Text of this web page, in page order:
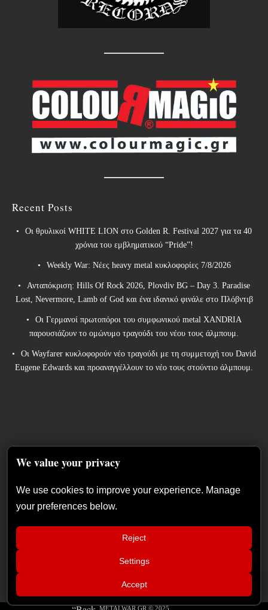
Recent Posts
Οι θρυλικοί WHITE LION στο Golden R. Festival 2027 για τα 40
χρόνια του εμβληματικού “Pride”!
Weekly War: Νέες heavy metal κυκλοφορίες 7/8/2026
Ανταπόκριση: Hills Of Rock 2026, Plovdiv BG – Day 3. Paradise
Lost, Nevermore, Lamb of God και ένα ιδανικό φινάλε στο Πλόβντιβ
Οι Γερμανοί πρωτοπόροι του συμφωνικού metal XANDRIA
παρουσιάζουν το ομώνυμο τραγούδι του νέου τους άλμπουμ.
Οι Wayfarer κυκλοφορούν νέο τραγούδι με τη συμμετοχή του David
Eugene Edwards και προαναγγέλλουν το νέο τους στούντιο άλμπουμ.
METALWAR.GR © 2025
We value your privacy
We use cookies to improve your experience. Manage
your preferences below.
Reject
Settings
Accept
δίσκου